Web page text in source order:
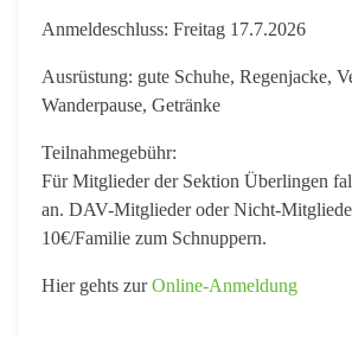
Anmeldeschluss: Freitag 17.7.2026
Ausrüstung: gute Schuhe, Regenjacke,
Wanderpause, Getränke
Teilnahmegebühr:
Für Mitglieder der Sektion Überlingen
an. DAV-Mitglieder oder Nicht-
10€/Familie zum Schnuppern.
Hier gehts zurOnline-Anmeldung